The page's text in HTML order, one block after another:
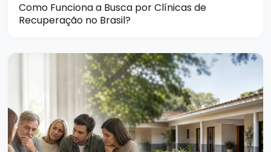
Como Funciona a Busca por Clínicas de
Recuperação no Brasil?